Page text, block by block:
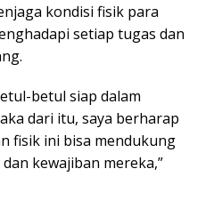
kondisi fisik para
setiap tugas dan
betul siap dalam
dari itu, saya berharap
fisik ini bisa mendukung
kewajiban mereka,”